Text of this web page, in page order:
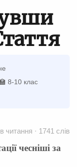
🏫 8-10 клас
читання · 1741 слів
чесніші за